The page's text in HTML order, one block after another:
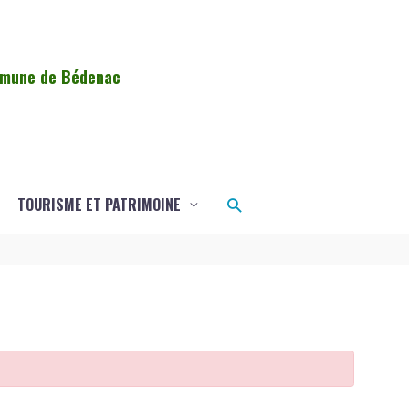
de Bédenac
TOURISME ET PATRIMOINE Rechercher